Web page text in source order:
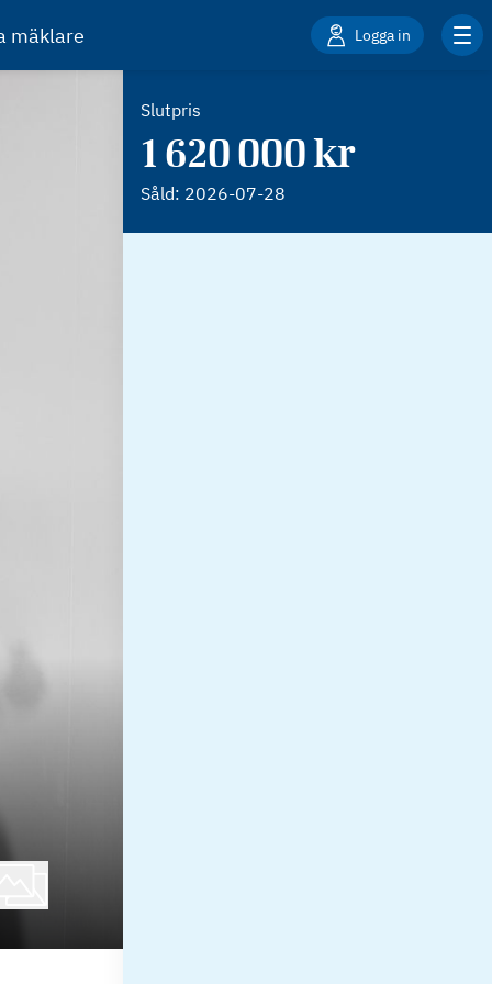
mäklare Logga in
Slutpris
1 620 000 kr
Såld: 2026-07-28